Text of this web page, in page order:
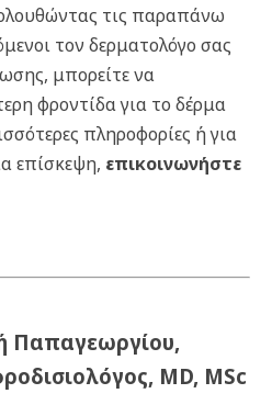
τις παραπάνω
τον δερματολόγο σας
μπορείτε να
φροντίδα για το δέρμα
πληροφορίες ή για
επίσκεψη, επικοινωνήστε
Παπαγεωργίου,
MD, MSc